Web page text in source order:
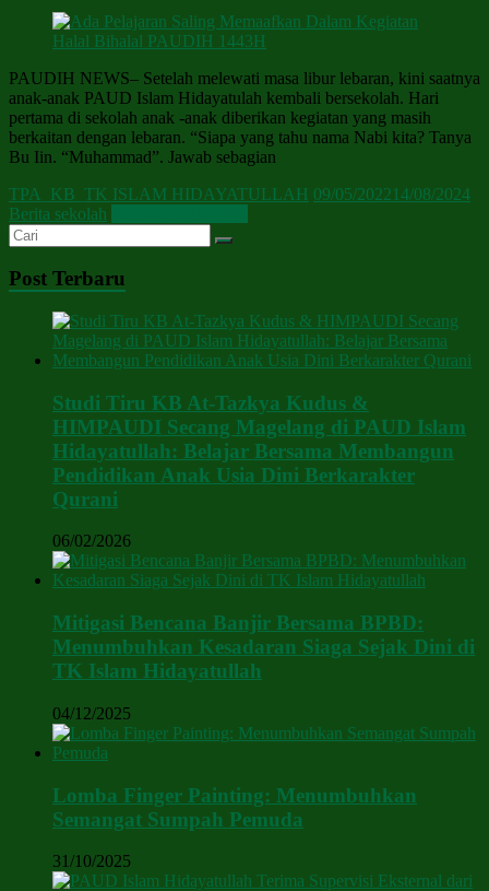
PAUDIH NEWS– Setelah melewati masa libur lebaran, kini saatnya
anak-anak PAUD Islam Hidayatulah kembali bersekolah. Hari
pertama di sekolah anak -anak diberikan kegiatan yang masih
berkaitan dengan lebaran. “Siapa yang tahu nama Nabi kita? Tanya
Bu Iin. “Muhammad”. Jawab sebagian
TPA_KB_TK ISLAM HIDAYATULLAH 09/05/2022 14/08/2024
Berita sekolah
Post Terbaru
Studi Tiru KB At-Tazkya Kudus &
HIMPAUDI Secang Magelang di PAUD Islam
Hidayatullah: Belajar Bersama Membangun
Pendidikan Anak Usia Dini Berkarakter
Qurani
06/02/2026
Mitigasi Bencana Banjir Bersama BPBD:
Menumbuhkan Kesadaran Siaga Sejak Dini di
TK Islam Hidayatullah
04/12/2025
Lomba Finger Painting: Menumbuhkan
Semangat Sumpah Pemuda
31/10/2025